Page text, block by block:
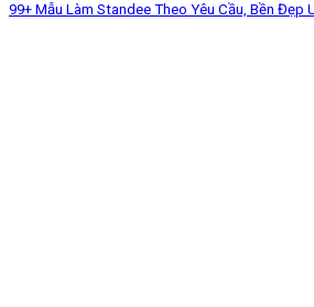
99+ Mẫu Làm Standee Theo Yêu Cầu, Bền Đẹp